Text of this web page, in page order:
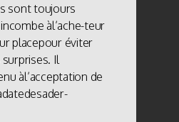
sont toujours
àl’ache-teur
placepour éviter
Il
àl’acceptation de